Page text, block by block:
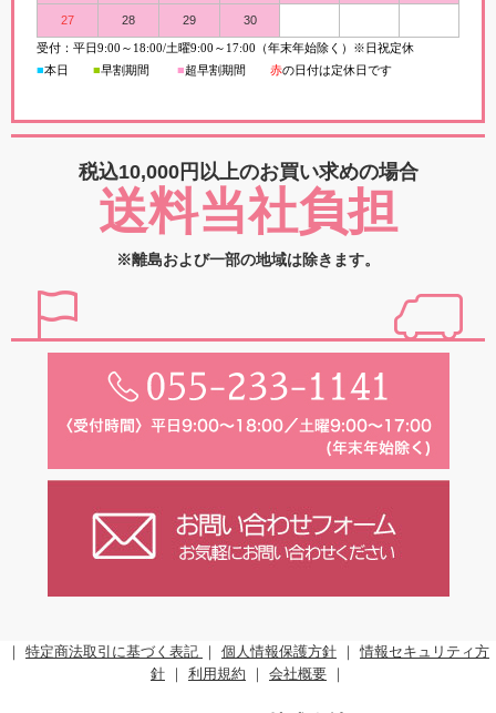
27 28 29 30
受付：平日9:00 ～ 18:00/土曜9:00 ～ 17:00（年末年始除く）※日祝定休
■本日 ■早割期間 ■超早割期間 赤の日付は定休日です
税込10,000円以上のお買い求めの場合
送料当社負担
※離島および一部の地域は除きます。
｜ 特定商法取引に基づく表記 ｜ 個人情報保護方針 ｜情報セキュリティ方
針 ｜ 利用規約 ｜ 会社概要 ｜